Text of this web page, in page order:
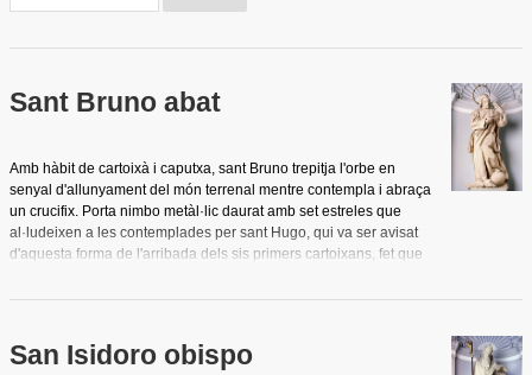
Sant Bruno abat
Amb hàbit de cartoixà i caputxa, sant Bruno trepitja l'orbe en
senyal d'allunyament del món terrenal mentre contempla i abraça
un crucifix. Porta nimbo metàl·lic daurat amb set estreles que
al·ludeixen a les contemplades per sant Hugo, qui va ser avisat
d'aquesta forma de l'arribada dels sis primers cartoixans, fet que
composició i serena bellesa.
San Isidoro obispo